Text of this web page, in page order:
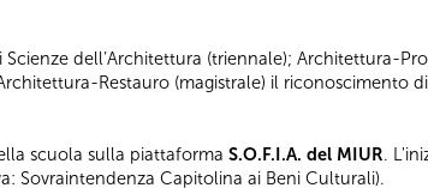
dell’Architettura (triennale); Architettura-
Restauro (magistrale) il riconoscimento
scuola sulla piattaforma S.O.F.I.A. del MIUR.
Sovraintendenza Capitolina ai Beni Culturali).